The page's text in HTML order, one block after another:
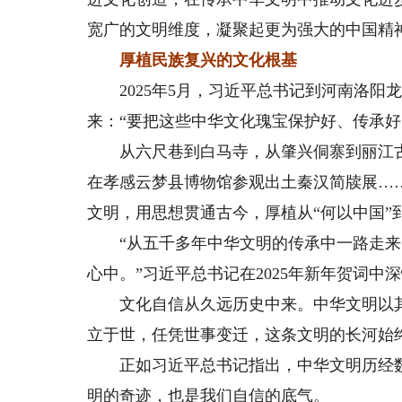
宽广的文明维度，凝聚起更为强大的中国精
厚植民族复兴的文化根基
2025年5月，习近平总书记到河南洛阳龙
来：“要把这些中华文化瑰宝保护好、传承
从六尺巷到白马寺，从肇兴侗寨到丽江
在孝感云梦县博物馆参观出土秦汉简牍展
文明，用思想贯通古今，厚植从“何以中国”
“从五千多年中华文明的传承中一路走来
心中。”习近平总书记在2025年新年贺词中
文化自信从久远历史中来。中华文明以
立于世，任凭世事变迁，这条文明的长河始
正如习近平总书记指出，中华文明历经
明的奇迹，也是我们自信的底气。